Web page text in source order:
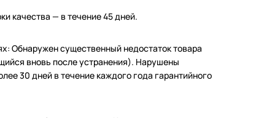
качества — в течение 45 дней.
Обнаружен существенный недостаток товара
вновь после устранения). Нарушены
30 дней в течение каждого года гарантийного